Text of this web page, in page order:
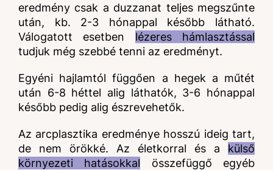
eredmény csak a duzzanat teljes megszűnte
után, kb. 2-3 hónappal később látható.
Válogatott esetben lézeres hámlasztással
tudjuk még szebbé tenni az eredményt.
Egyéni hajlamtól függően a hegek a műtét
után 6-8 héttel alig láthatók, 3-6 hónappal
később pedig alig észrevehetők.
Az arcplasztika eredménye hosszú ideig tart,
de nem örökké. Az életkorral és a külső
környezeti hatásokkal összefüggő egyéb